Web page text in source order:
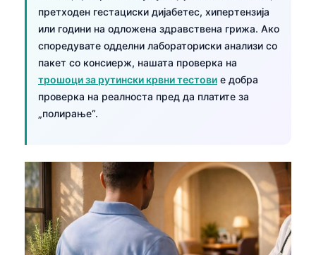
претходен гестациски дијабетес, хипертензија
или години на одложена здравствена грижа. Ако
споредувате одделни лабораториски анализи со
пакет со консиерж, нашата проверка на
трошоци за рутински крвни тестови е добра
проверка на реалноста пред да платите за
„полирање“.
አማርኛ
Українська
O‘zbekcha
Català
Suomi
Hrvatski
Slovenčina
كوردی‎
پښتو